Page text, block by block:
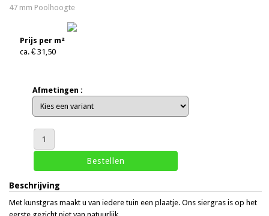
47 mm Poolhoogte
Prijs per m²
ca. € 31,50
Afmetingen :
Beschrijving
Met kunstgras maakt u van iedere tuin een plaatje. Ons siergras is op het